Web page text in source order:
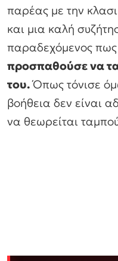
παρέας με την
και μια καλή
παραδεχόμενος πως
προσπαθούσε να
του.Όπως τόνισε
βοήθεια δεν είναι
να θεωρείται